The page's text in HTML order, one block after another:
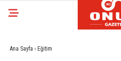
Ana Sayfa › Eğitim